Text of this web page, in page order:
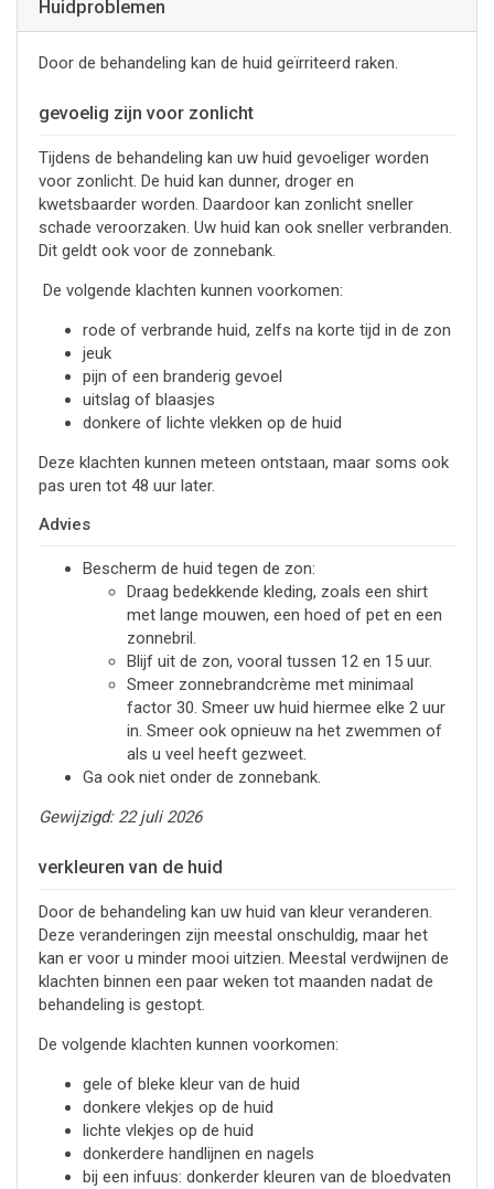
Huidproblemen
Door de behandeling kan de huid geïrriteerd raken.
gevoelig zijn voor zonlicht
Tijdens de behandeling kan uw huid gevoeliger worden
voor zonlicht. De huid kan dunner, droger en
kwetsbaarder worden. Daardoor kan zonlicht sneller
schade veroorzaken. Uw huid kan ook sneller verbranden.
Dit geldt ook voor de zonnebank.
De volgende klachten kunnen voorkomen:
rode of verbrande huid, zelfs na korte tijd in de zon
jeuk
pijn of een branderig gevoel
uitslag of blaasjes
donkere of lichte vlekken op de huid
Deze klachten kunnen meteen ontstaan, maar soms ook
pas uren tot 48 uur later.
Advies
Bescherm de huid tegen de zon:
Draag bedekkende kleding, zoals een shirt
met lange mouwen, een hoed of pet en een
zonnebril.
Blijf uit de zon, vooral tussen 12 en 15 uur.
Smeer zonnebrandcrème met minimaal
factor 30. Smeer uw huid hiermee elke 2 uur
in. Smeer ook opnieuw na het zwemmen of
als u veel heeft gezweet.
Ga ook niet onder de zonnebank.
Gewijzigd: 22 juli 2026
verkleuren van de huid
Door de behandeling kan uw huid van kleur veranderen.
Deze veranderingen zijn meestal onschuldig, maar het
kan er voor u minder mooi uitzien. Meestal verdwijnen de
klachten binnen een paar weken tot maanden nadat de
behandeling is gestopt.
De volgende klachten kunnen voorkomen:
gele of bleke kleur van de huid
donkere vlekjes op de huid
lichte vlekjes op de huid
donkerdere handlijnen en nagels
bij een infuus: donkerder kleuren van de bloedvaten